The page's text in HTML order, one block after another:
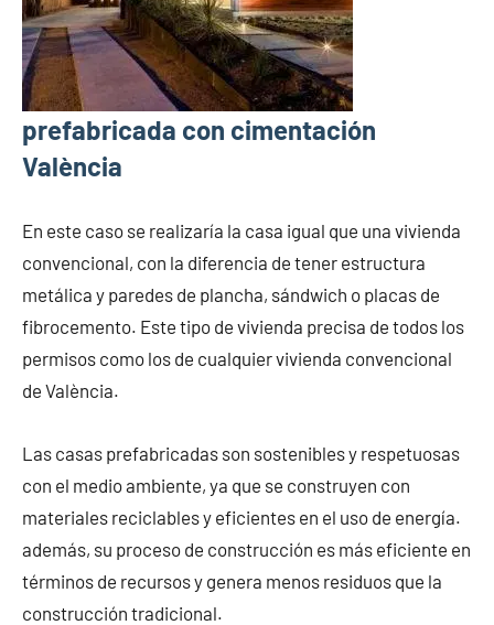
prefabricada con cimentación
València
En este caso se realizaría la casa igual que una vivienda
convencional, con la diferencia de tener estructura
metálica y paredes de plancha, sándwich o placas de
fibrocemento. Este tipo de vivienda precisa de todos los
permisos como los de cualquier vivienda convencional
de València.
Las casas prefabricadas son sostenibles y respetuosas
con el medio ambiente, ya que se construyen con
materiales reciclables y eficientes en el uso de energía.
además, su proceso de construcción es más eficiente en
términos de recursos y genera menos residuos que la
construcción tradicional.